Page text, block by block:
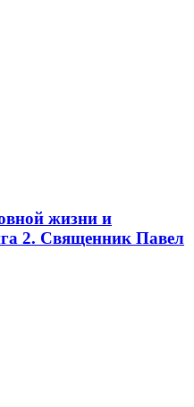
жизни и
2. Священник Павел